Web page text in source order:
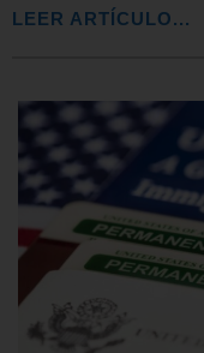
LEER ARTÍCULO...